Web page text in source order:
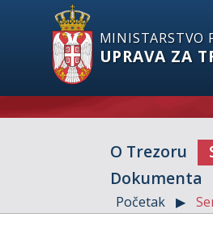
MINISTARSTVO
UPRAVA ZA
O Trezoru
Dokumenta
Početak